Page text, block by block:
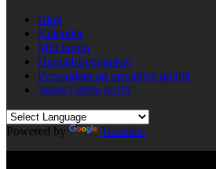
Blog
Kalender
Min konto
Handelsbetingelser
Persondata og privatlivs politik
Vores Fetlife profil
Powered by
Translate